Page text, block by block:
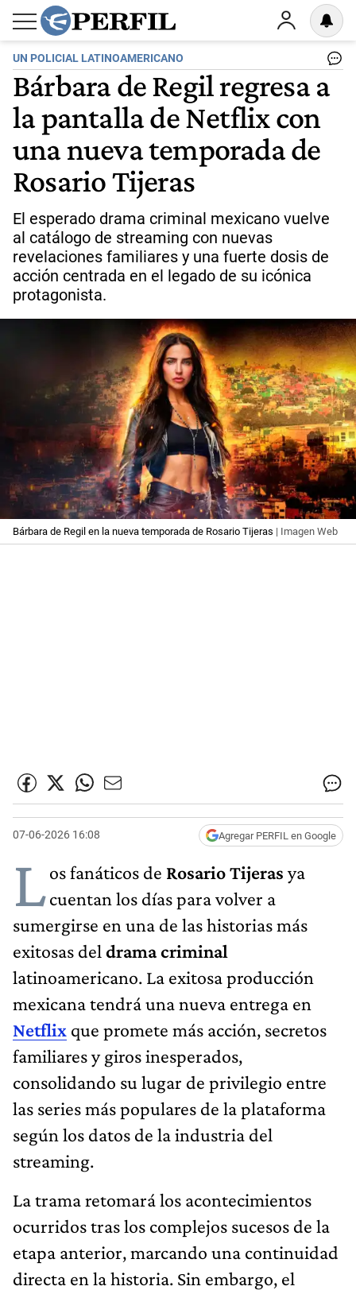
UN POLICIAL LATINOAMERICANO
Bárbara de Regil regresa a
la pantalla de Netflix con
una nueva temporada de
Rosario Tijeras
El esperado drama criminal mexicano vuelve
al catálogo de streaming con nuevas
revelaciones familiares y una fuerte dosis de
acción centrada en el legado de su icónica
protagonista.
Bárbara de Regil en la nueva temporada de Rosario Tijeras | Imagen Web
07-06-2026 16:08 Agregar PERFIL en Google
Los fanáticos de Rosario Tijeras ya
cuentan los días para volver a
sumergirse en una de las historias más
exitosas del drama criminal
latinoamericano. La exitosa producción
mexicana tendrá una nueva entrega en
Netflix que promete más acción, secretos
familiares y giros inesperados,
consolidando su lugar de privilegio entre
las series más populares de la plataforma
según los datos de la industria del
streaming.
La trama retomará los acontecimientos
ocurridos tras los complejos sucesos de la
etapa anterior, marcando una continuidad
directa en la historia. Sin embargo, el